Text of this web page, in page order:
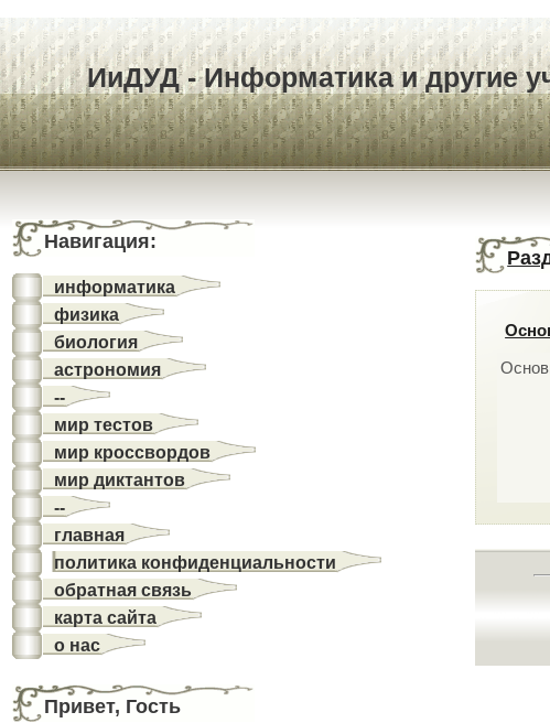
ИиДУД - Информатика и другие
Навигация:
информатика
физика
биология
астрономия
--
мир тестов
мир кроссвордов
мир диктантов
--
главная
политика конфиденциальности
обратная связь
карта сайта
о нас
Привет, Гость